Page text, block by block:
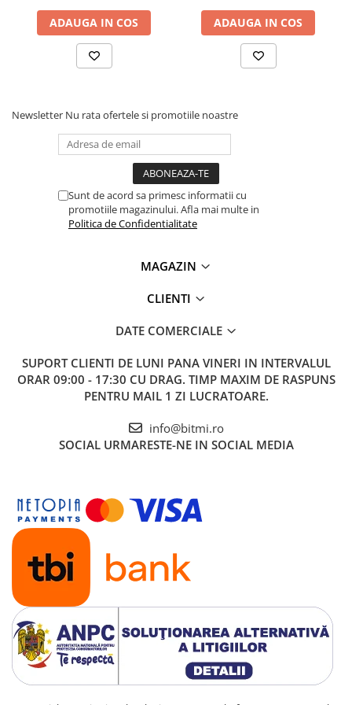
Lanterne
Lanterne de Cap
Lanterne de Mana
Aeroterme
Roboti de Pornire Auto
Microscoape Biologice
1x Modul transceiver LoRa SX1278, 433MHZ, 5Km
1x Antena
ADAUGA IN COS ADAUGA IN COS
Newsletter Nu rata ofertele si promotiile noastre
Sunt de acord sa primesc informatii cu
promotiile magazinului. Afla mai multe in
Politica de Confidentialitate
MAGAZIN
CLIENTI
DATE COMERCIALE
SUPORT CLIENTI DE LUNI PANA VINERI IN INTERVALUL
ORAR 09:00 - 17:30 CU DRAG. TIMP MAXIM DE RASPUNS
PENTRU MAIL 1 ZI LUCRATOARE.
info@bitmi.ro
SOCIAL URMARESTE-NE IN SOCIAL MEDIA